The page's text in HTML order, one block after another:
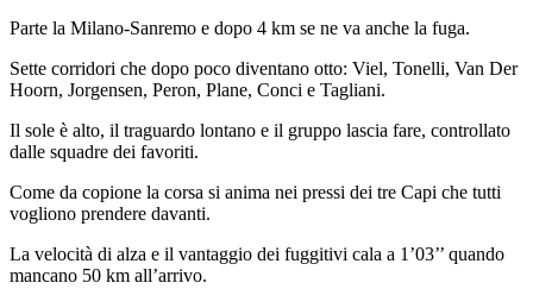
Parte la Milano-Sanremo e dopo 4 km se ne va anche la fuga.
Sette corridori che dopo poco diventano otto: Viel, Tonelli, Van Der
Hoorn, Jorgensen, Peron, Plane, Conci e Tagliani.
Il sole è alto, il traguardo lontano e il gruppo lascia fare, controllato
dalle squadre dei favoriti.
Come da copione la corsa si anima nei pressi dei tre Capi che tutti
vogliono prendere davanti.
La velocità di alza e il vantaggio dei fuggitivi cala a 1’03’’ quando
mancano 50 km all’arrivo.